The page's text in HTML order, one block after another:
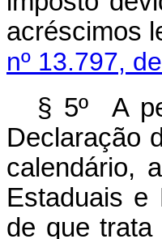
acréscimos
nº 13.797,
§ 5º A
Declaração
calendário,
Estaduais e
de que trata